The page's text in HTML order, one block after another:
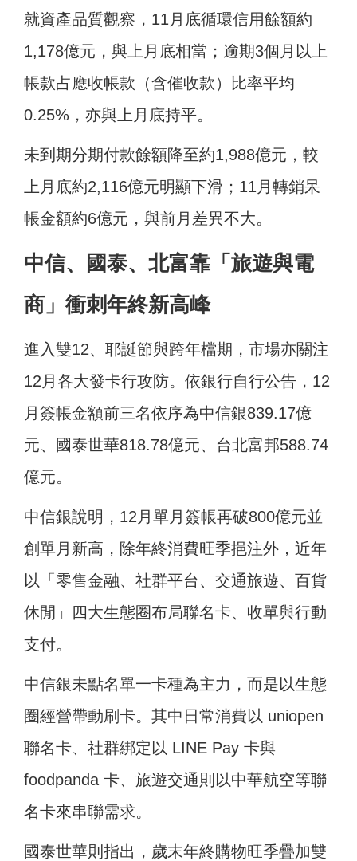
就資產品質觀察，11月底循環信用餘額約
1,178億元，與上月底相當；逾期3個月以上
帳款占應收帳款（含催收款）比率平均
0.25%，亦與上月底持平。
未到期分期付款餘額降至約1,988億元，較
上月底約2,116億元明顯下滑；11月轉銷呆
帳金額約6億元，與前月差異不大。
中信、國泰、北富靠「旅遊與電
商」衝刺年終新高峰
進入雙12、耶誕節與跨年檔期，市場亦關注
12月各大發卡行攻防。依銀行自行公告，12
月簽帳金額前三名依序為中信銀839.17億
元、國泰世華818.78億元、台北富邦588.74
億元。
中信銀說明，12月單月簽帳再破800億元並
創單月新高，除年終消費旺季挹注外，近年
以「零售金融、社群平台、交通旅遊、百貨
休閒」四大生態圈布局聯名卡、收單與行動
支付。
中信銀未點名單一卡種為主力，而是以生態
圈經營帶動刷卡。其中日常消費以 uniopen
聯名卡、社群綁定以 LINE Pay 卡與
foodpanda 卡、旅遊交通則以中華航空等聯
名卡來串聯需求。
國泰世華則指出，歲末年終購物旺季疊加雙